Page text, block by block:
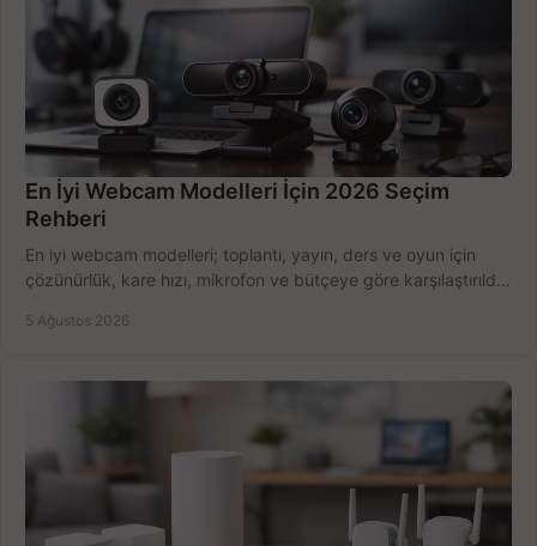
En İyi Webcam Modelleri İçin 2026 Seçim
Rehberi
En iyi webcam modelleri; toplantı, yayın, ders ve oyun için
çözünürlük, kare hızı, mikrofon ve bütçeye göre karşılaştırıldı.
5 Ağustos 2026